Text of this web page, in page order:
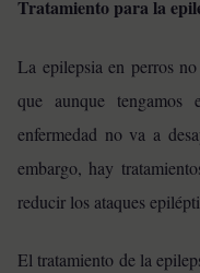
Tratamiento para la
La epilepsia en perros
que aunque tengamos
enfermedad no va a
embargo, hay
reducir los ataques
El tratamiento de la